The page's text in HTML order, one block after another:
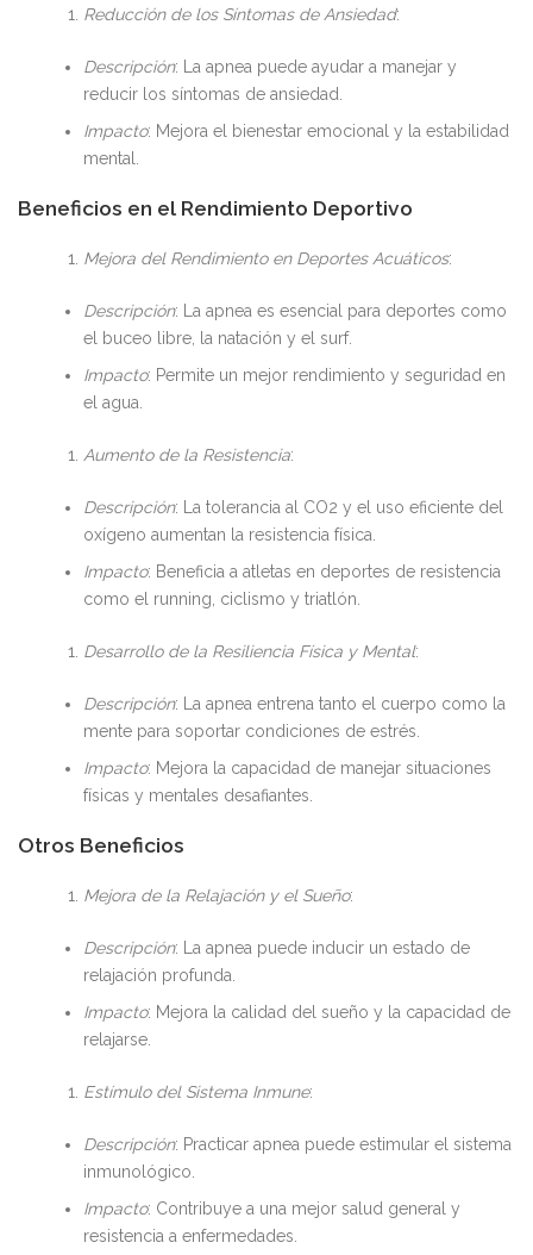
Reducción de los Síntomas de Ansiedad:
Descripción: La apnea puede ayudar a manejar y
reducir los síntomas de ansiedad.
Impacto: Mejora el bienestar emocional y la estabilidad
mental.
Beneficios en el Rendimiento Deportivo
Mejora del Rendimiento en Deportes Acuáticos:
Descripción: La apnea es esencial para deportes como
el buceo libre, la natación y el surf.
Impacto: Permite un mejor rendimiento y seguridad en
el agua.
Aumento de la Resistencia:
Descripción: La tolerancia al CO2 y el uso eficiente del
oxígeno aumentan la resistencia física.
Impacto: Beneficia a atletas en deportes de resistencia
como el running, ciclismo y triatlón.
Desarrollo de la Resiliencia Física y Mental:
Descripción: La apnea entrena tanto el cuerpo como la
mente para soportar condiciones de estrés.
Impacto: Mejora la capacidad de manejar situaciones
físicas y mentales desafiantes.
Otros Beneficios
Mejora de la Relajación y el Sueño:
Descripción: La apnea puede inducir un estado de
relajación profunda.
Impacto: Mejora la calidad del sueño y la capacidad de
relajarse.
Estímulo del Sistema Inmune:
Descripción: Practicar apnea puede estimular el sistema
inmunológico.
Impacto: Contribuye a una mejor salud general y
resistencia a enfermedades.